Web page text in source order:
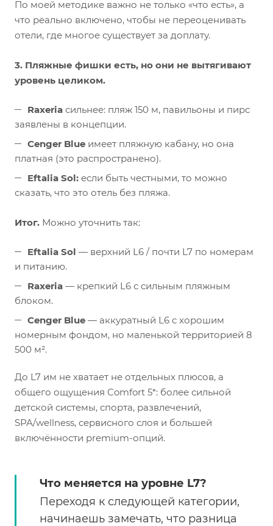
По моей методике важно не только «что есть», а
что реально включено, чтобы не переоценивать
отели, где многое существует за доплату.
3. Пляжные фишки есть, но они не вытягивают
уровень целиком.
Raxeria сильнее: пляж 150 м, павильоны и пирс
заявлены в концепции.
Cenger Blue имеет пляжную кабану, но она
платная (это распространено).
Eftalia Sol: если быть честными, то можно
сказать, что это отель без пляжа.
Итог. Можно уточнить так:
Eftalia Sol — верхний L6 / почти L7 по номерам
и питанию.
Raxeria — крепкий L6 с сильным пляжным
блоком.
Cenger Blue — аккуратный L6 с хорошим
номерным фондом, но маленькой территорией 8
500 м².
До L7 им не хватает не отдельных плюсов, а
общего ощущения Comfort 5*: более сильной
детской системы, спорта, развлечений,
SPA/wellness, сервисного слоя и большей
включённости premium-опций.
Что меняется на уровне L7?
Переходя к следующей категории,
начинаешь замечать, что разница